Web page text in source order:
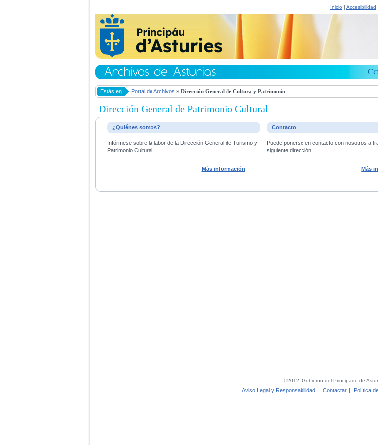
Inicio | Accesibilidad
Estás en Portal de Archivos » Dirección General de Cultura y Patrimonio
Dirección General de Patrimonio Cultural
¿Quiénes somos?
Infórmese sobre la labor de la Dirección General de Turismo y
Patrimonio Cultural.
Más información
Contacto
Puede ponerse en contacto con nosotros a
siguiente dirección.
Más
©2012, Gobierno del Principado de
Aviso Legal y Responsabilidad | Contactar | Política